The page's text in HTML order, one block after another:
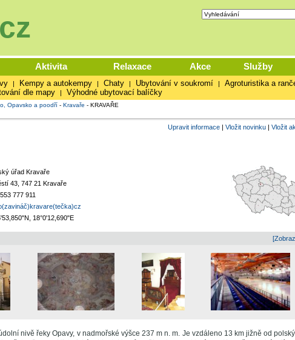
Aktivita Relaxace Akce Služby
| Kempy a autokempy | Chaty | Ubytování v soukromí | Agroturistika a
dle mapy | Výhodné ubytovací balíčky
Opavsko a poodří- Kravaře - KRAVAŘE
Upravit informace| Vložit novinku| Vložit
úřad Kravaře
43, 747 21 Kravaře
777 911
18°0'12,690"E
nivě řeky Opavy, v nadmořské výšce 237 m n. m. Je vzdáleno 13 km jižně od